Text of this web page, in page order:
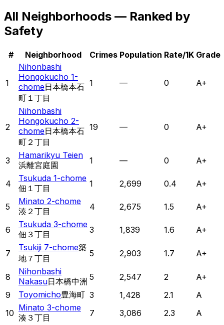
All Neighborhoods — Ranked by
Safety
# Neighborhood Crimes Population Rate/1K Grade
1
Nihonbashi
Hongokucho 1-
chome日本橋本石
町１丁目
1 — 0 A+
2
Nihonbashi
Hongokucho 2-
chome日本橋本石
町２丁目
19 — 0 A+
3
Hamarikyu Teien
浜離宮庭園
1 — 0 A+
4
Tsukuda 1-chome
佃１丁目
1 2,699 0.4 A+
5
Minato 2-chome
湊２丁目
4 2,675 1.5 A+
6
Tsukuda 3-chome
佃３丁目
3 1,839 1.6 A+
7
Tsukiji 7-chome築
地７丁目
5 2,903 1.7 A+
8
Nihonbashi
Nakasu日本橋中洲 5 2,547 2
A+
9
Toyomicho豊海町 3 1,428 2.1
A
10
Minato 3-chome
湊３丁目
7 3,086 2.3 A